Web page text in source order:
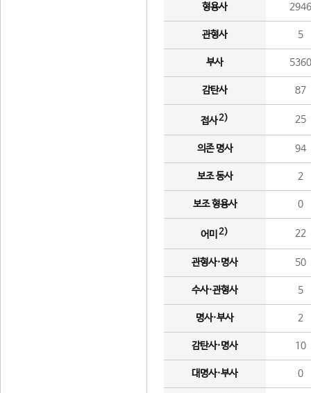
형용사 2946
관형사 5
부사 5360
감탄사 87
접사2) 25
의존 명사 94
보조 동사 2
보조 형용사 0
어미 2) 22
관형사·명사 50
수사·관형사 5
명사·부사 2
감탄사·명사 10
대명사·부사 0